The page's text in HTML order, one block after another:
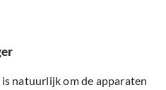
natuurlijk om de apparaten